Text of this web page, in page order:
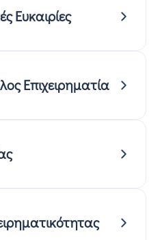
Ευκαιρίες
Επιχειρηματία